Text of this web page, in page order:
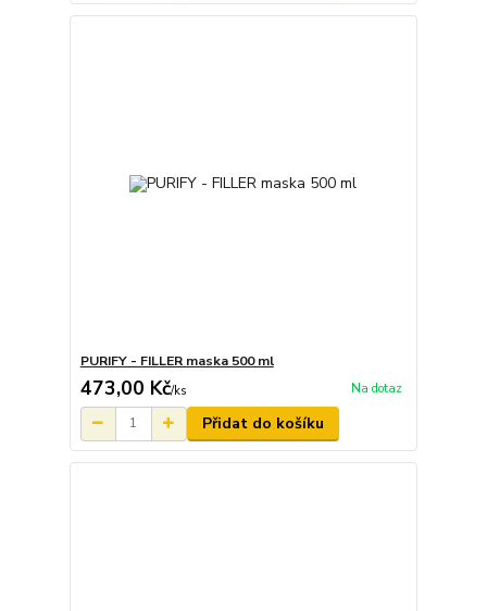
PURIFY - FILLER maska 500 ml
473,00 Kč/ks Na dotaz
Přidat do košíku